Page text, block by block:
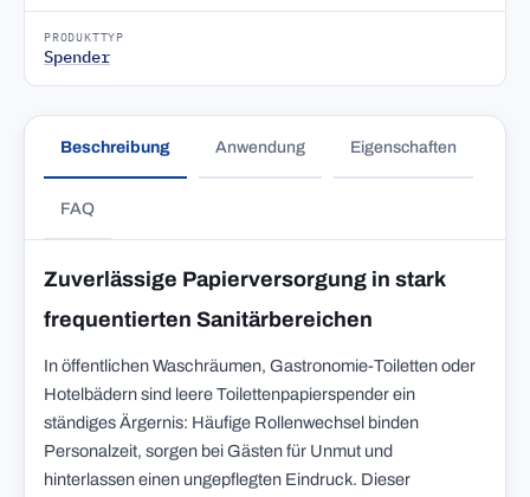
PRODUKTTYP
Spender
Beschreibung Anwendung Eigenschaften
FAQ
Zuverlässige Papierversorgung in stark
frequentierten Sanitärbereichen
In öffentlichen Waschräumen, Gastronomie-Toiletten oder
Hotelbädern sind leere Toilettenpapierspender ein
ständiges Ärgernis: Häufige Rollenwechsel binden
Personalzeit, sorgen bei Gästen für Unmut und
hinterlassen einen ungepflegten Eindruck. Dieser